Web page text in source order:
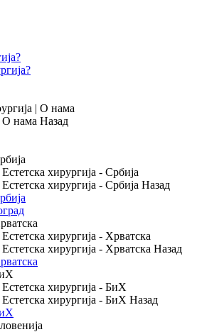
Назад
Назад
Назад
Назад